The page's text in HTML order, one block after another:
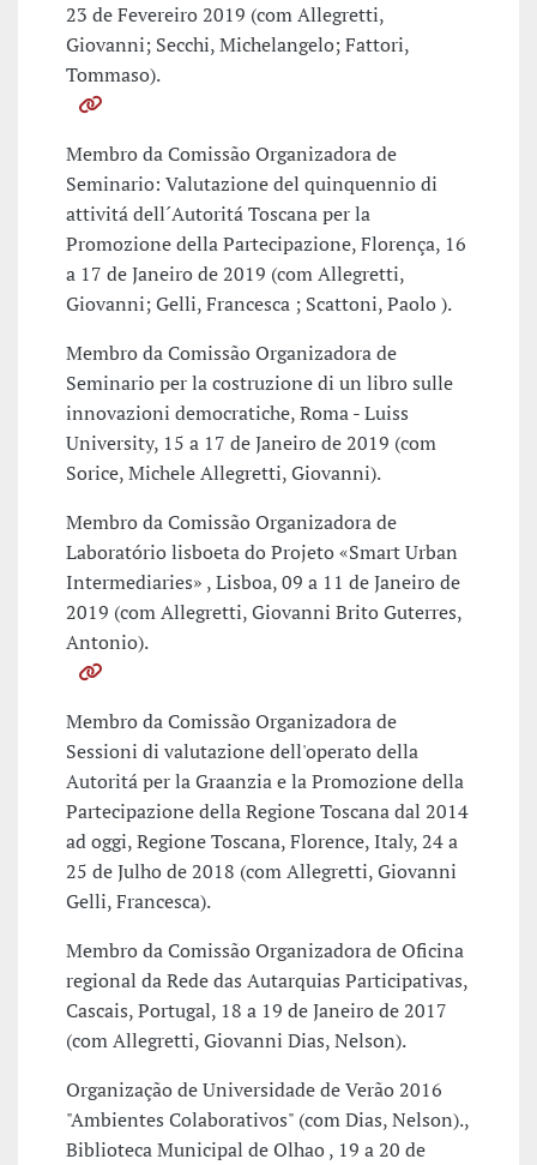
23 de Fevereiro 2019 (com Allegretti,
Giovanni; Secchi, Michelangelo; Fattori,
Tommaso).
Membro da Comissão Organizadora de
Seminario: Valutazione del quinquennio di
attivitá dell´Autoritá Toscana per la
Promozione della Partecipazione, Florença, 16
a 17 de Janeiro de 2019 (com Allegretti,
Giovanni; Gelli, Francesca ; Scattoni, Paolo ).
Membro da Comissão Organizadora de
Seminario per la costruzione di un libro sulle
innovazioni democratiche, Roma - Luiss
University, 15 a 17 de Janeiro de 2019 (com
Sorice, Michele Allegretti, Giovanni).
Membro da Comissão Organizadora de
Laboratório lisboeta do Projeto «Smart Urban
Intermediaries» , Lisboa, 09 a 11 de Janeiro de
2019 (com Allegretti, Giovanni Brito Guterres,
Antonio).
Membro da Comissão Organizadora de
Sessioni di valutazione dell'operato della
Autoritá per la Graanzia e la Promozione della
Partecipazione della Regione Toscana dal 2014
ad oggi, Regione Toscana, Florence, Italy, 24 a
25 de Julho de 2018 (com Allegretti, Giovanni
Gelli, Francesca).
Membro da Comissão Organizadora de Oficina
regional da Rede das Autarquias Participativas,
Cascais, Portugal, 18 a 19 de Janeiro de 2017
(com Allegretti, Giovanni Dias, Nelson).
Organização de Universidade de Verão 2016
"Ambientes Colaborativos" (com Dias, Nelson).,
Biblioteca Municipal de Olhao , 19 a 20 de